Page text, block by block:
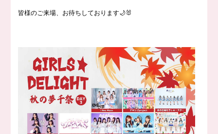
皆様のご来場、お待ちしております🌙🐰